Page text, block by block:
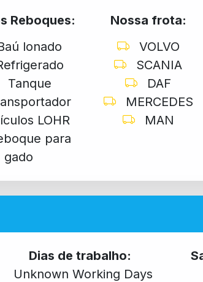
Reboques:
lonado
Tanque
LOHR
para
gado
Nossa frota:
VOLVO
SCANIA
DAF
MERCEDES
MAN
Dias de trabalho:
Unknown Working Days